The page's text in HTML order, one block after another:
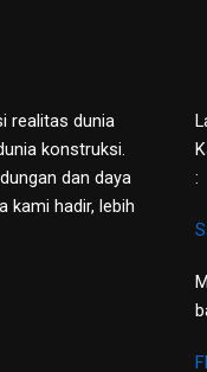
realitas dunia
konstruksi.
dan daya
kami hadir, lebih
: